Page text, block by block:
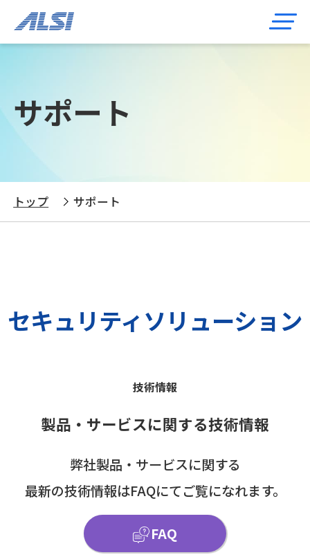
サポート
トップ サポート
セキュリティソリューション
技術情報
製品・サービスに関する技術情報
弊社製品・サービスに関する
最新の技術情報はFAQにてご覧になれます。
FAQ